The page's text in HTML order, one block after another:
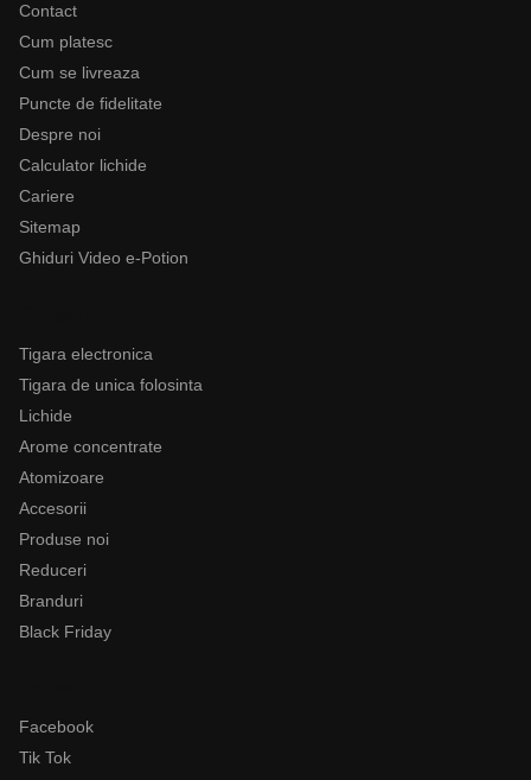
Contact
Cum platesc
Cum se livreaza
Puncte de fidelitate
Despre noi
Calculator lichide
Cariere
Sitemap
Ghiduri Video e-Potion
Tigara electronica
Tigara de unica folosinta
Lichide
Arome concentrate
Atomizoare
Accesorii
Produse noi
Reduceri
Branduri
Black Friday
Facebook
Tik Tok